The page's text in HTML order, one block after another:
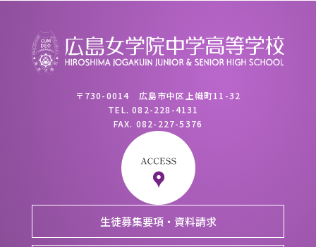
〒730-0014 広島市中区上幟町11-32
TEL.082-228-4131
FAX. 082-227-5376
生徒募集要項・資料請求